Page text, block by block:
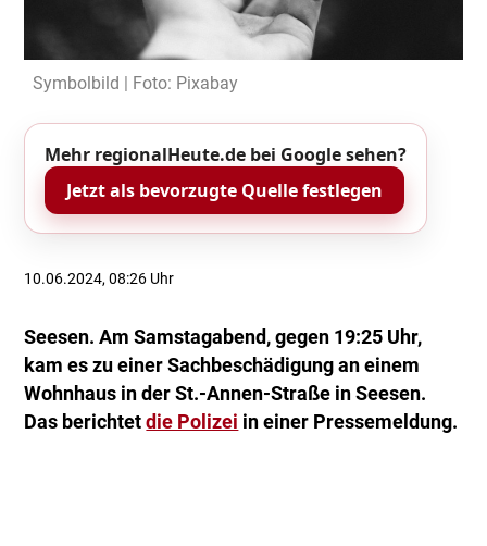
Symbolbild | Foto: Pixabay
Mehr regionalHeute.de bei Google sehen?
Jetzt als bevorzugte Quelle festlegen
10.06.2024, 08:26 Uhr
Seesen. Am Samstagabend, gegen 19:25 Uhr,
kam es zu einer Sachbeschädigung an einem
Wohnhaus in der St.-Annen-Straße in Seesen.
Das berichtetdie Polizei in einer Pressemeldung.